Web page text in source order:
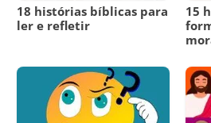
18 histórias bíblicas para
ler e refletir
15